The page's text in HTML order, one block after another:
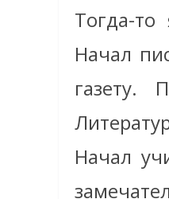
Тогда-то
Начал
газету.
Начал